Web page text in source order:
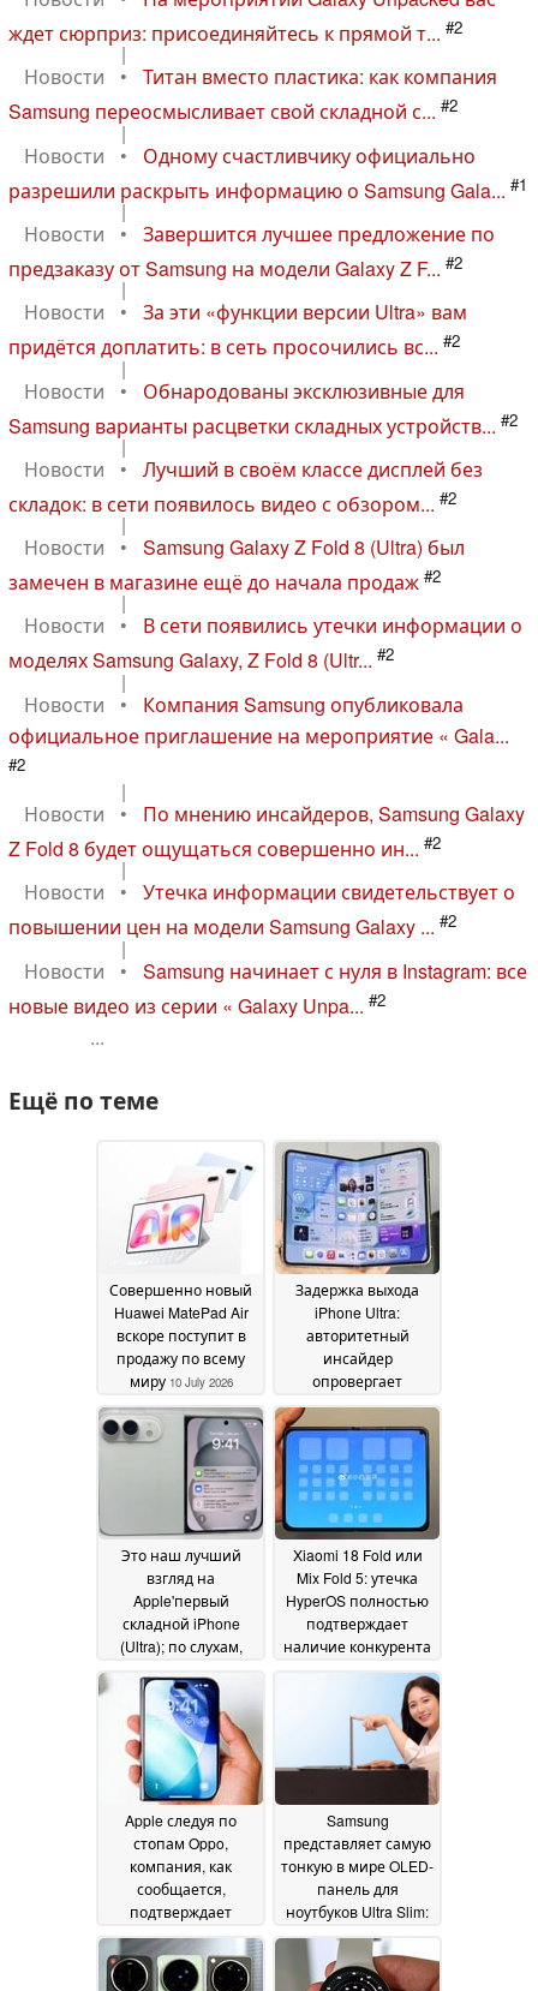
ждет сюрприз: присоединяйтесь к прямой т... #2
|
Новости
•
Титан вместо пластика: как компания
Samsung переосмысливает свой складной с... #2
|
Новости
•
Одному счастливчику официально
разрешили раскрыть информацию о Samsung Gala... #1
|
Новости
•
Завершится лучшее предложение по
предзаказу от Samsung на модели Galaxy Z F... #2
|
Новости
•
За эти «функции версии Ultra» вам
придётся доплатить: в сеть просочились вс... #2
|
Новости
•
Обнародованы эксклюзивные для
Samsung варианты расцветки складных устройств... #2
|
Новости
•
Лучший в своём классе дисплей без
складок: в сети появилось видео с обзором... #2
|
Новости
•
Samsung Galaxy Z Fold 8 (Ultra) был
замечен в магазине ещё до начала продаж #2
|
Новости
•
В сети появились утечки информации о
моделях Samsung Galaxy, Z Fold 8 (Ultr... #2
|
Новости
•
Компания Samsung опубликовала
официальное приглашение на мероприятие « Gala...
#2
|
Новости
•
По мнению инсайдеров, Samsung Galaxy
Z Fold 8 будет ощущаться совершенно ин... #2
|
Новости
•
Утечка информации свидетельствует о
повышении цен на модели Samsung Galaxy ... #2
|
Новости
•
Samsung начинает с нуля в Instagram: все
новые видео из серии « Galaxy Unpa... #2
...
Ещё по теме
Совершенно новый
Huawei MatePad Air
вскоре поступит в
продажу по всему
миру 10 July 2026
Задержка выхода
iPhone Ultra:
авторитетный
инсайдер
опровергает
недавние
утверждения17 June
Это наш лучший
взгляд на
Apple'первый
складной iPhone
(Ultra); по слухам,
Android07 June 2026
Xiaomi 18 Fold или
Mix Fold 5: утечка
HyperOS полностью
подтверждает
наличие конкурента
iPhone Ultra07 June 2026
Apple следуя по
стопам Oppo,
компания, как
сообщается,
подтверждает
шарнирную
конструкцию iPhone
Ultra03 June 2026
Samsung
представляет самую
тонкую в мире OLED-
панель для
ноутбуков Ultra Slim:
на 20% тоньше, 240
Гц02 June 2026